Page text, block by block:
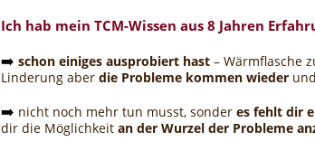
Ich hab mein TCM-Wissen aus 8 Jahren
➡️ schon einiges ausprobiert hast – Wärmflasche
Linderung aber die Probleme kommen wieder
➡️ nicht noch mehr tun musst, sonder es fehlt dir
dir die Möglichkeit an der Wurzel der Probleme